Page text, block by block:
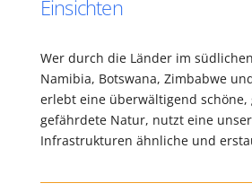
Einsichten
Wer durch die Länder im
Namibia, Botswana, Zimbabwe
erlebt eine überwältigend
gefährdete Natur, nutzt eine
Infrastrukturen ähnliche und